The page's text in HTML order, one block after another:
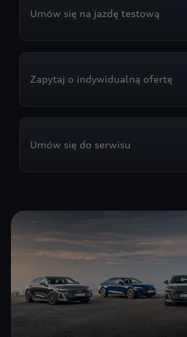
Umów się na jazdę testową
Zapytaj o indywidualną ofertę
Umów się do serwisu